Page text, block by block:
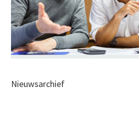
Nieuwsarchief